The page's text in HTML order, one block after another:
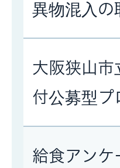
異物混入の
大阪狭山市
付公募型プ
給食アンケ